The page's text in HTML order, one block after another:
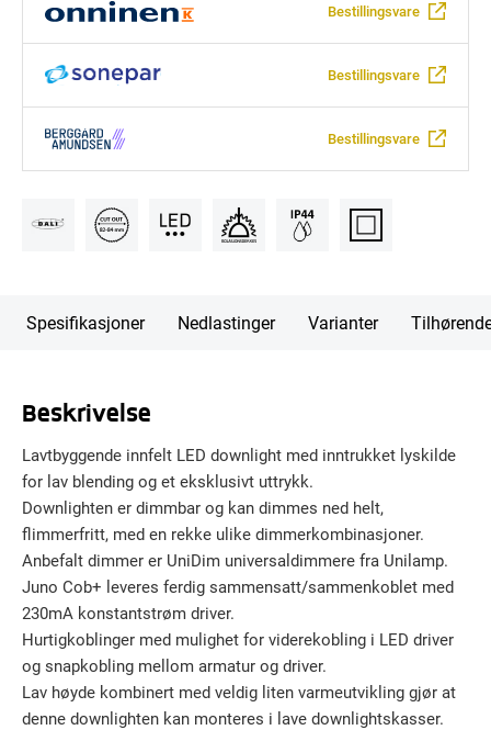
Bestillingsvare
Bestillingsvare
Bestillingsvare
Spesifikasjoner Nedlastinger Varianter
Beskrivelse
Lavtbyggende innfelt LED downlight med inntrukket lyskilde
for lav blending og et eksklusivt uttrykk.
Downlighten er dimmbar og kan dimmes ned helt,
flimmerfritt, med en rekke ulike dimmerkombinasjoner.
Anbefalt dimmer er UniDim universaldimmere fra Unilamp.
Juno Cob+ leveres ferdig sammensatt/sammenkoblet med
230mA konstantstrøm driver.
Hurtigkoblinger med mulighet for viderekobling i LED driver
og snapkobling mellom armatur og driver.
Lav høyde kombinert med veldig liten varmeutvikling gjør at
denne downlighten kan monteres i lave downlightskasser.